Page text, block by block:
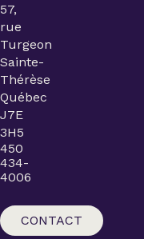
57,
rue
Turgeon
Sainte-
Thérèse
Québec
J7E
3H5
450
434-
4006
CONTACT